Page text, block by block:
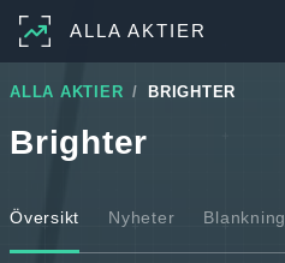
ALLA AKTIER
ALLA AKTIER BRIGHTER
Brighter
Översikt Nyheter Blankning